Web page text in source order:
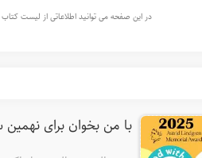
در این صفحه می توانید اطلاعاتی از لیست
با من بخوان برای